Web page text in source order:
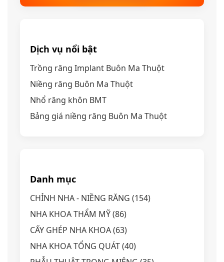
Dịch vụ nổi bật
Trồng răng Implant Buôn Ma Thuột
Niềng răng Buôn Ma Thuột
Nhổ răng khôn BMT
Bảng giá niềng răng Buôn Ma Thuột
Danh mục
CHỈNH NHA - NIỀNG RĂNG (154)
NHA KHOA THẨM MỸ(86)
CẤY GHÉP NHA KHOA(63)
NHA KHOA TỔNG QUÁT(40)